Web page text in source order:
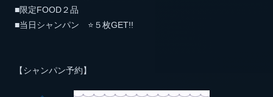
■限定FOOD２品
■当日シャンパン ⭐️５枚GET!!
【シャンパン予約】